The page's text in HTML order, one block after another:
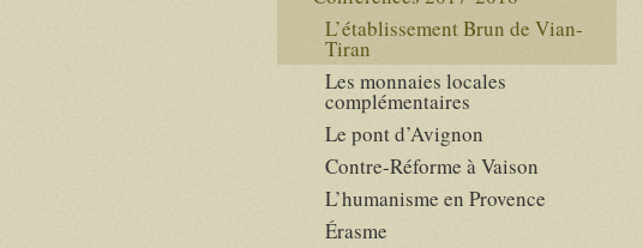
L’établissement Brun de Vian-
Tiran
Les monnaies locales
complémentaires
Le pont d’Avignon
Contre-Réforme à Vaison
L’humanisme en Provence
Érasme